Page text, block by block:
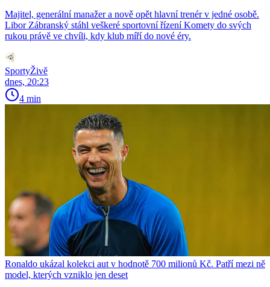
Majitel, generální manažer a nově opět hlavní trenér v jedné osobě.
Libor Zábranský stáhl veškeré sportovní řízení Komety do svých
rukou právě ve chvíli, kdy klub míří do nové éry.
SportyŽivě
dnes, 20:23
4 min
Ronaldo ukázal kolekci aut v hodnotě 700 milionů Kč. Patří mezi ně
model, kterých vzniklo jen deset